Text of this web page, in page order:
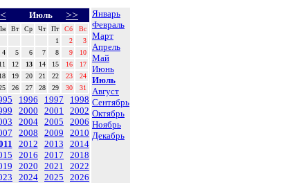
Июль >>
Вт Ср Чт Пт Сб
Вс
1
2
3
4
5 6 7 8 9
10
11
12 13 14 15 16
17
18
19 20 21 22 23
24
26 27 28 29 30 31
1996 1997
1998
2000 2001
2002
2004 2005
2006
2008 2009
2010
2012 2013
2014
2016 2017
2018
2020 2021
2022
2024 2025 2026
Январь
Февраль
Март
Апрель
Май
Июнь
Июль
Август
Сентябрь
Октябрь
Ноябрь
Декабрь